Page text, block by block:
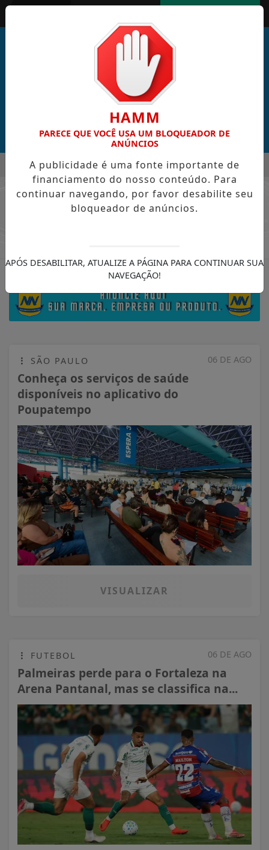
DE CABO VERDE VENCE ELEIÇÃO DO GOL MAIS
EM ALTA
MENU
/ NOTÍCIAS
06 DE AGO
SÃO PAULO
Conheça os serviços de saúde
disponíveis no aplicativo do
Poupatempo
VISUALIZAR
06 DE AGO
FUTEBOL
Palmeiras perde para o Fortaleza na
Arena Pantanal, mas se classifica na...
HAMM
PARECE QUE VOCÊ USA UM BLOQUEADOR DE
ANÚNCIOS
A publicidade é uma fonte importante de
financiamento do nosso conteúdo. Para
continuar navegando, por favor desabilite seu
bloqueador de anúncios.
APÓS DESABILITAR, ATUALIZE A PÁGINA PARA CONTINUAR SUA
NAVEGAÇÃO!